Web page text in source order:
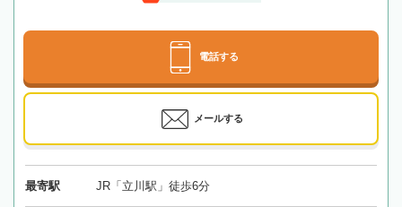
電話する
メールする
最寄駅 JR「立川駅」徒歩6分